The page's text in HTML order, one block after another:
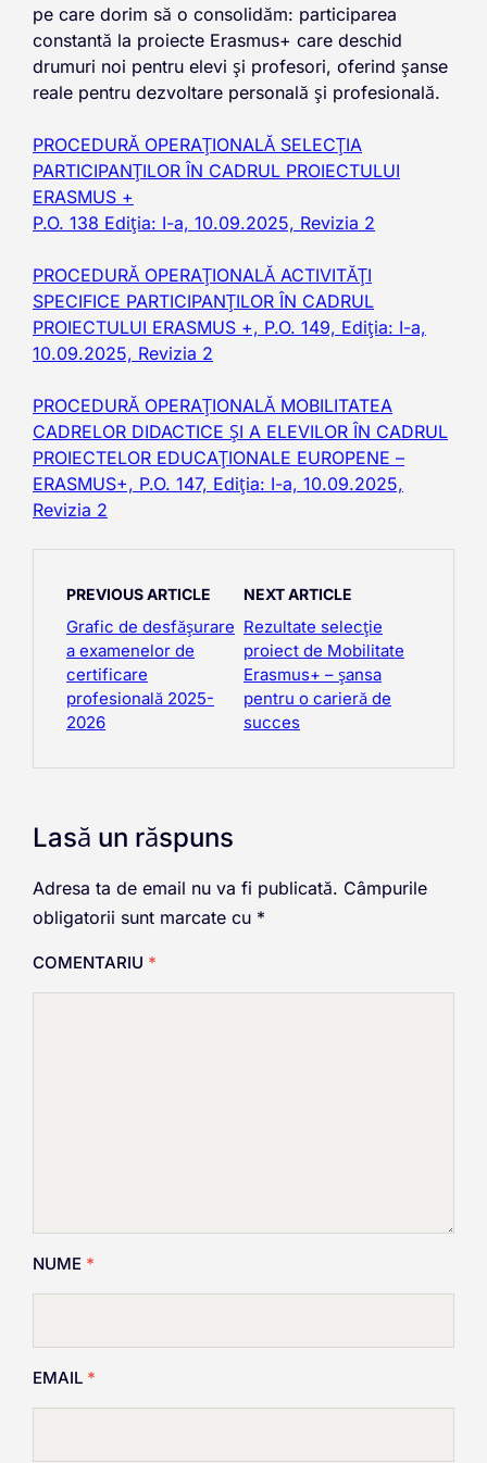
pe care dorim să o consolidăm: participarea
constantă la proiecte Erasmus+ care deschid
drumuri noi pentru elevi și profesori, oferind șanse
reale pentru dezvoltare personală și profesională.
PROCEDURĂ OPERAȚIONALĂ SELECȚIA
PARTICIPANȚILOR ÎN CADRUL PROIECTULUI
ERASMUS +
P.O. 138 Ediția: I-a, 10.09.2025, Revizia 2
PROCEDURĂ OPERAŢIONALĂ ACTIVITĂȚI
SPECIFICE PARTICIPANȚILOR ÎN CADRUL
PROIECTULUI ERASMUS +, P.O. 149, Ediţia: I-a,
10.09.2025, Revizia 2
PROCEDURĂ OPERAŢIONALĂ MOBILITATEA
CADRELOR DIDACTICE ȘI A ELEVILOR ÎN CADRUL
PROIECTELOR EDUCAȚIONALE EUROPENE –
ERASMUS+, P.O. 147, Ediţia: I-a, 10.09.2025,
Revizia 2
PREVIOUS ARTICLE
Grafic de desfășurare
a examenelor de
certificare
profesională 2025-
2026
NEXT ARTICLE
Rezultate selecție
proiect de Mobilitate
Erasmus+ – șansa
pentru o carieră de
succes
Lasă un răspuns
Adresa ta de email nu va fi publicată. Câmpurile
obligatorii sunt marcate cu *
COMENTARIU *
NUME *
EMAIL *